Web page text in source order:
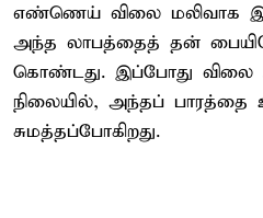
எண்ணெய் விலை மலிவாக
அந்த லாபத்தைத் தன்
கொண்டது. இப்போது விலை
நிலையில், அந்தப்
சுமத்தப்போகிறது.